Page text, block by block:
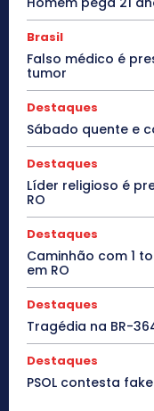
Brasil
Falso médico é
tumor
Destaques
Sábado quente e
Destaques
Líder religioso é
RO
Destaques
Caminhão com 1
em RO
Destaques
Tragédia na BR-
Destaques
PSOL contesta